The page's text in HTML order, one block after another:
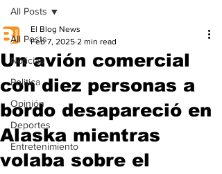
All Posts
Noticias
Politica
Opinión
Deportes
Entretenimiento
All Posts
Un avión comercial
con diez personas a
bordo desapareció en
Alaska mientras
volaba sobre el
El Blog News
Feb 7, 2025 2 min read